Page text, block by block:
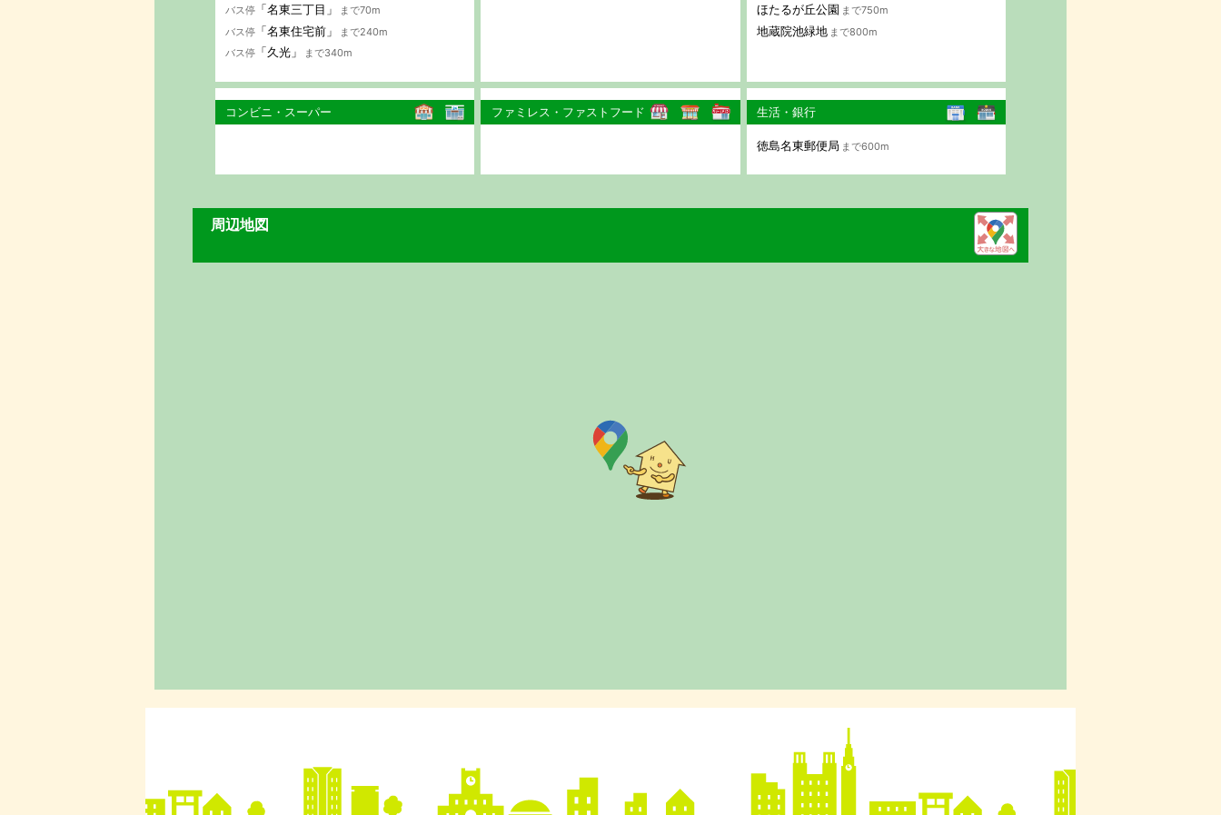
バス停 「名東三丁目」
まで70m
バス停 「名東住宅前」
まで240m
バス停 「久光」 まで340m
ほたるが丘公園 まで750m
地蔵院池緑地 まで800m
コンビニ・スーパー ファミレス・ファストフード 生活・銀行
徳島名東郵便局 まで600m
周辺地図